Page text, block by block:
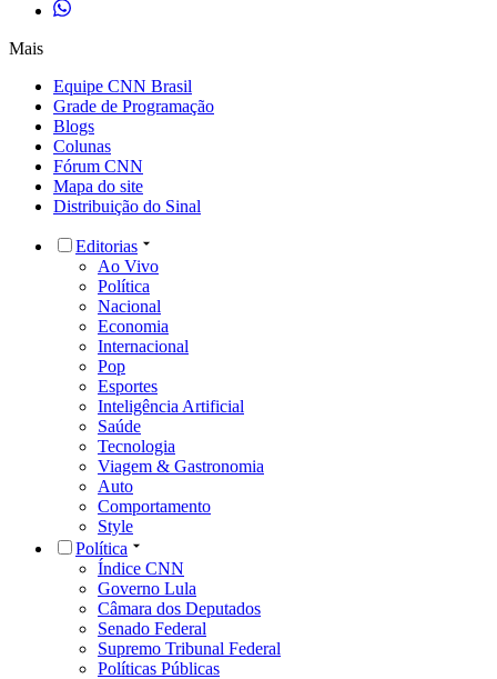
Mais
Equipe CNN Brasil
Grade de Programação
Blogs
Colunas
Fórum CNN
Mapa do site
Distribuição do Sinal
Editorias
Ao Vivo
Política
Nacional
Economia
Internacional
Pop
Esportes
Inteligência Artificial
Saúde
Tecnologia
Viagem & Gastronomia
Auto
Comportamento
Style
Política
Índice CNN
Governo Lula
Câmara dos Deputados
Senado Federal
Supremo Tribunal Federal
Políticas Públicas